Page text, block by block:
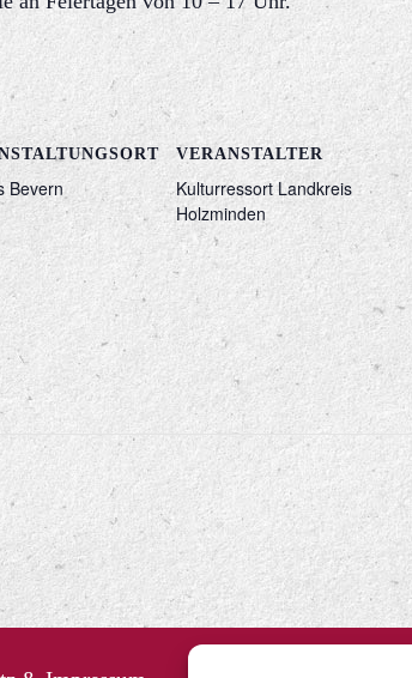
Bevern
VERANSTALTER
Kulturressort Landkreis
Holzminden